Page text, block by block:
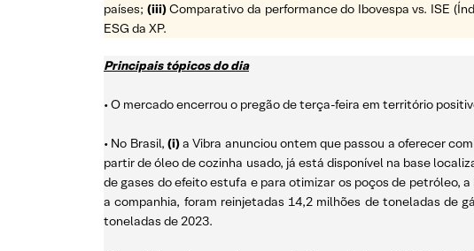
países; (iii)Comparativo da performance do Ibovespa vs. ISE
ESG da XP.
Principais tópicos do dia
• O mercado encerrou o pregão de terça-feira em território
• No Brasil, (i)a Vibra anunciou ontem que passou a oferecer
partir de óleo de cozinha usado, já está disponível na base
de gases do efeito estufa e para otimizar os poços de petróleo,
a companhia, foram reinjetadas 14,2 milhões de toneladas de
toneladas de 2023.